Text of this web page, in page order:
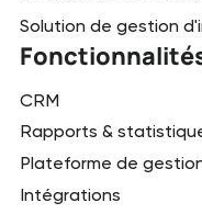
Solution de gestion
CRM
Rapports &
Plateforme de
Intégrations